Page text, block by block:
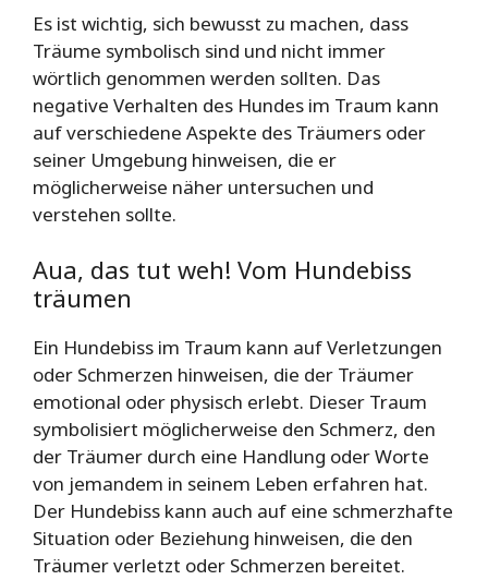
Es ist wichtig, sich bewusst zu machen, dass
Träume symbolisch sind und nicht immer
wörtlich genommen werden sollten. Das
negative Verhalten des Hundes im Traum kann
auf verschiedene Aspekte des Träumers oder
seiner Umgebung hinweisen, die er
möglicherweise näher untersuchen und
verstehen sollte.
Aua, das tut weh! Vom Hundebiss
träumen
Ein Hundebiss im Traum kann auf Verletzungen
oder Schmerzen hinweisen, die der Träumer
emotional oder physisch erlebt. Dieser Traum
symbolisiert möglicherweise den Schmerz, den
der Träumer durch eine Handlung oder Worte
von jemandem in seinem Leben erfahren hat.
Der Hundebiss kann auch auf eine schmerzhafte
Situation oder Beziehung hinweisen, die den
Träumer verletzt oder Schmerzen bereitet.